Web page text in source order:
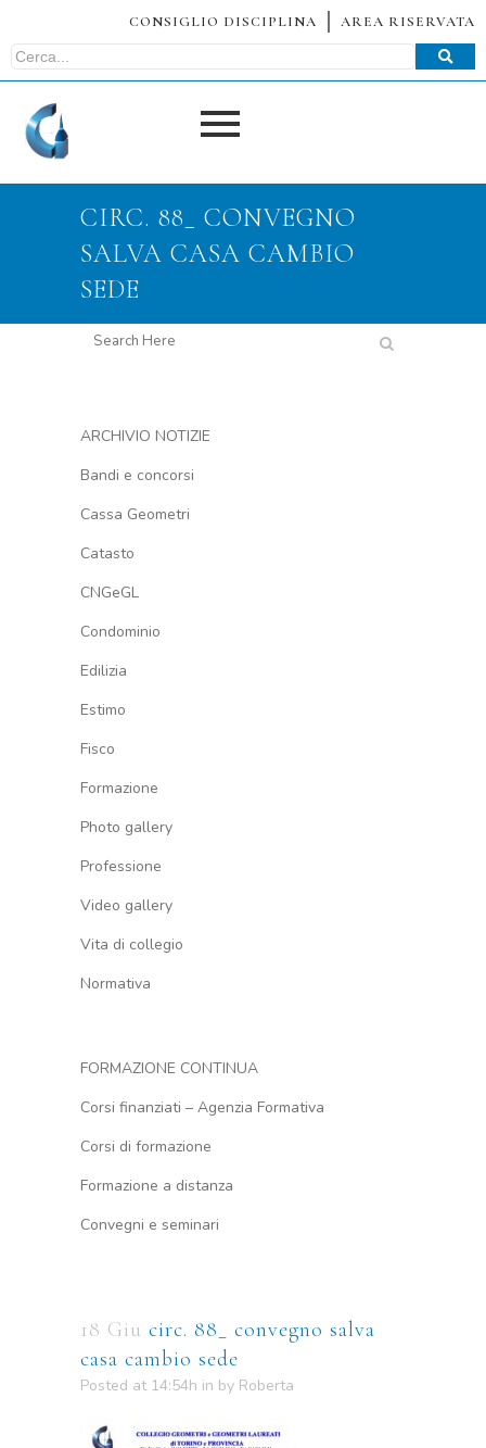
CONSIGLIO DISCIPLINA AREA RISERVATA
CIRC. 88_ CONVEGNO
SALVA CASA CAMBIO
SEDE
ARCHIVIO NOTIZIE
Bandi e concorsi
Cassa Geometri
Catasto
CNGeGL
Condominio
Edilizia
Estimo
Fisco
Formazione
Photo gallery
Professione
Video gallery
Vita di collegio
Normativa
FORMAZIONE CONTINUA
Corsi finanziati – Agenzia Formativa
Corsi di formazione
Formazione a distanza
Convegni e seminari
18 Giu circ. 88_ convegno salva
casa cambio sede
Posted at 14:54h in by Roberta